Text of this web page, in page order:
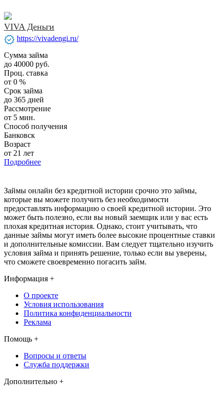
VIVA Деньги
verified https://vivadengi.ru/
Сумма займа
до 40000 руб.
Проц. ставка
от 0 %
Срок займа
до 365 дней
Рассмотрение
от 5 мин.
Способ получения
Банковск
Возраст
от 21 лет
Подробнее
Займы онлайн без кредитной истории срочно это займы,
которые вы можете получить без необходимости
предоставлять информацию о своей кредитной истории. Это
может быть полезно, если вы новый заемщик или у вас есть
плохая кредитная история. Однако, стоит учитывать, что
данные займы могут иметь более высокие процентные ставки
и дополнительные комиссии. Вам следует тщательно изучить
условия займа и принять решение, только если вы уверены,
что сможете своевременно погасить займ.
Информация +
О проекте
Условия использования
Политика конфиденциальности
Реклама
Помощь +
Вопросы и ответы
Служба поддержки
Дополнительно +